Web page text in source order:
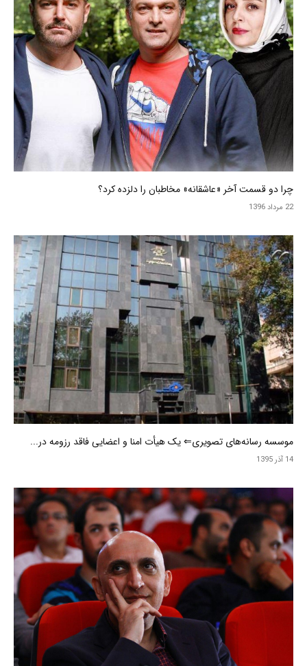
چرا دو قسمت آخر «عاشقانه» مخاطبان را دلزده کرد؟
22 مرداد 1396
موسسه رسانه‌های تصویری⇐ یک هیأت امنا و اعضایی فاقد رزومه در...
14 آذر 1395